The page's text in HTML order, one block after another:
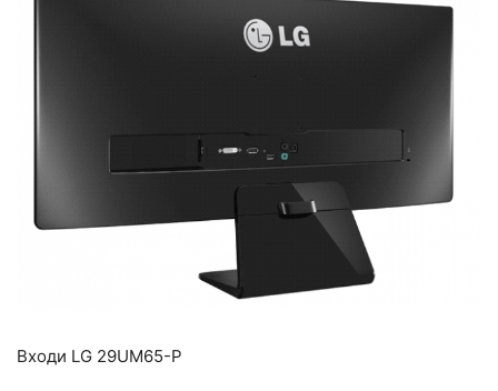
Входи LG 29UM65-P